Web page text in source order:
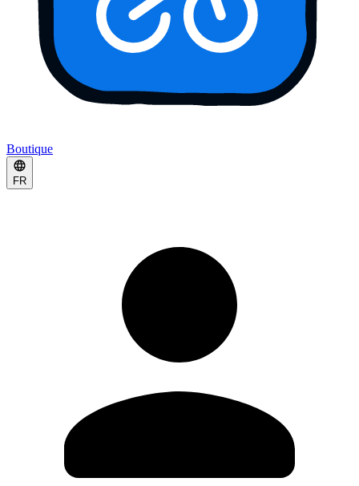
Boutique
FR